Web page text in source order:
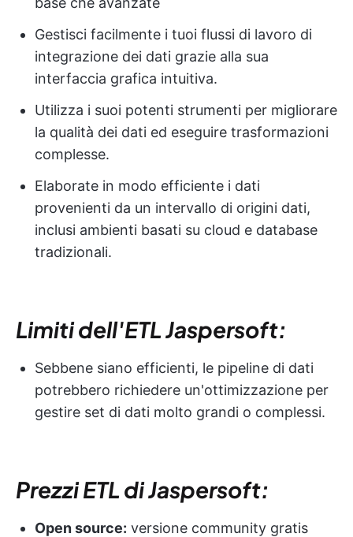
Gestisci facilmente i tuoi flussi di lavoro di
integrazione dei dati grazie alla sua
interfaccia grafica intuitiva.
Utilizza i suoi potenti strumenti per migliorare
la qualità dei dati ed eseguire trasformazioni
complesse.
Elaborate in modo efficiente i dati
provenienti da un intervallo di origini dati,
inclusi ambienti basati su cloud e database
tradizionali.
Limiti dell'ETL Jaspersoft:
Sebbene siano efficienti, le pipeline di dati
potrebbero richiedere un'ottimizzazione per
gestire set di dati molto grandi o complessi.
Prezzi ETL di Jaspersoft:
Open source: versione community gratis